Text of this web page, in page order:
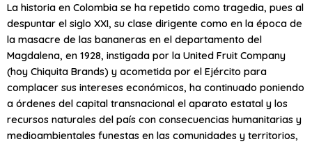
La historia en Colombia se ha repetido como tragedia, pues al
despuntar el siglo XXI, su clase dirigente como en la época de
la masacre de las bananeras en el departamento del
Magdalena, en 1928, instigada por la United Fruit Company
(hoy Chiquita Brands) y acometida por el Ejército para
complacer sus intereses económicos, ha continuado poniendo
a órdenes del capital transnacional el aparato estatal y los
recursos naturales del país con consecuencias humanitarias y
medioambientales funestas en las comunidades y territorios,